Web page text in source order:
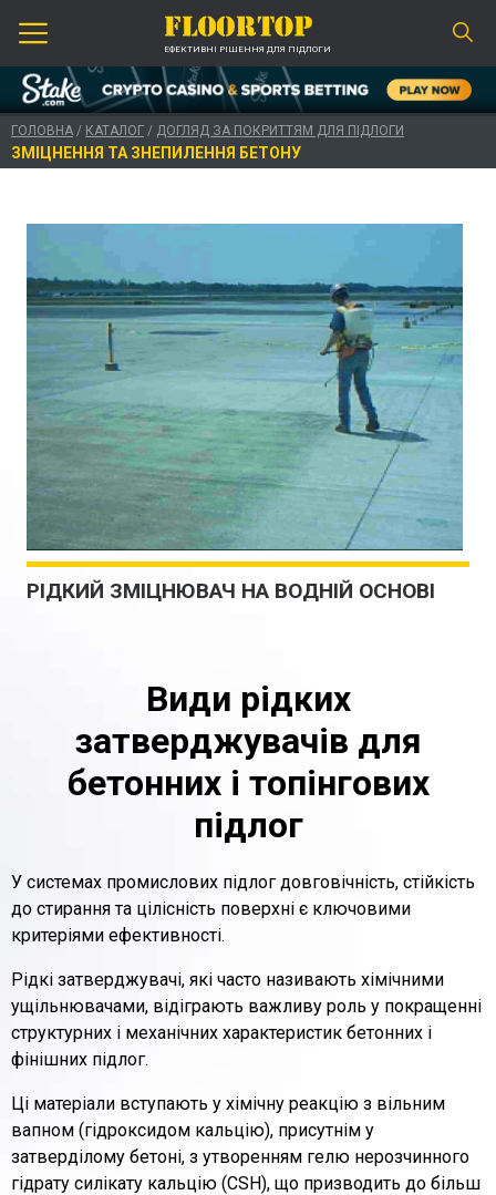
ЕФЕКТИВНІ РІШЕННЯ ДЛЯ ПІДЛОГИ
ГОЛОВНА / КАТАЛОГ / ДОГЛЯД ЗА ПОКРИТТЯМ ДЛЯ ПІДЛОГИ
ЗМІЦНЕННЯ ТА ЗНЕПИЛЕННЯ БЕТОНУ
РІДКИЙ ЗМІЦНЮВАЧ НА ВОДНІЙ ОСНОВІ
Види рідких
затверджувачів для
бетонних і топінгових
підлог
У системах промислових підлог довговічність, стійкість
до стирання та цілісність поверхні є ключовими
критеріями ефективності.
Рідкі затверджувачі, які часто називають хімічними
ущільнювачами, відіграють важливу роль у покращенні
структурних і механічних характеристик бетонних і
фінішних підлог.
Ці матеріали вступають у хімічну реакцію з вільним
вапном (гідроксидом кальцію), присутнім у
затверділому бетоні, з утворенням гелю нерозчинного
гідрату силікату кальцію (CSH), що призводить до більш